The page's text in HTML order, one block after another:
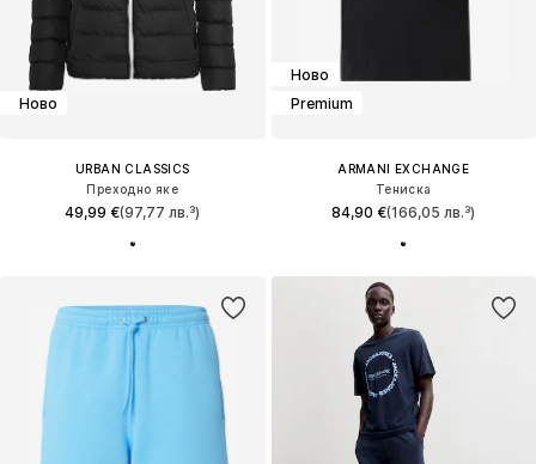
Ново
URBAN CLASSICS
Преходно яке
49,99 €(97,77 лв.³)
Ново
Premium
ARMANI EXCHANGE
Тениска
84,90 €(166,05 лв.³)